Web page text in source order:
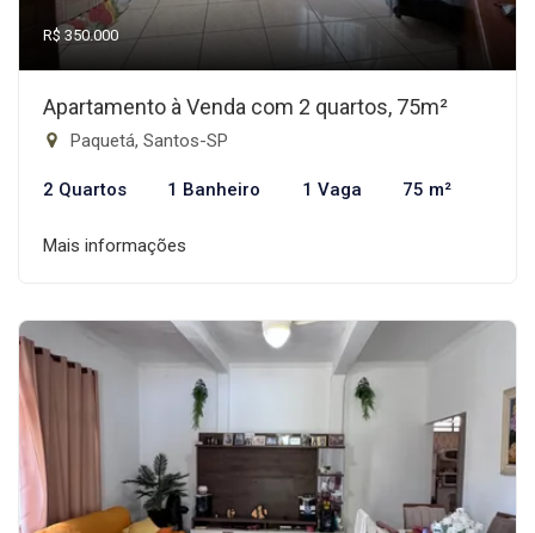
R$ 350.000
Apartamento à Venda com 2 quartos, 75m²
Paquetá, Santos-SP
2 Quartos 1 Banheiro 1 Vaga 75 m²
Mais informações